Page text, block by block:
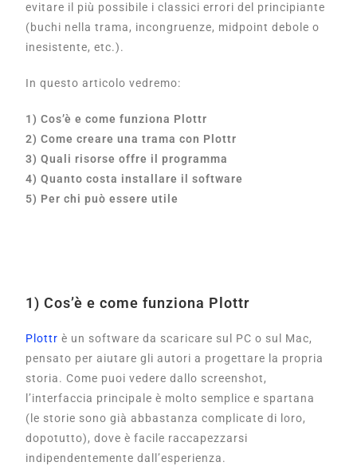
evitare il più possibile i classici errori del principiante
(buchi nella trama, incongruenze, midpoint debole o
inesistente, etc.).
In questo articolo vedremo:
1) Cos’è e come funziona Plottr
2) Come creare una trama con Plottr
3) Quali risorse offre il programma
4) Quanto costa installare il software
5) Per chi può essere utile
1) Cos’è e come funziona Plottr
Plottr è un software da scaricare sul PC o sul Mac,
pensato per aiutare gli autori a progettare la propria
storia. Come puoi vedere dallo screenshot,
l’interfaccia principale è molto semplice e spartana
(le storie sono già abbastanza complicate di loro,
dopotutto), dove è facile raccapezzarsi
indipendentemente dall’esperienza.